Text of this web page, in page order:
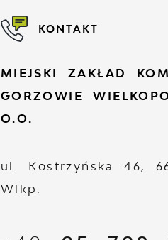
KONTAKT
MIEJSKI ZAKŁAD
GORZOWIE
O.O.
ul. Kostrzyńska 46,
Wlkp.